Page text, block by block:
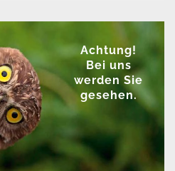
Achtung!
Bei uns
werden Sie
gesehen.